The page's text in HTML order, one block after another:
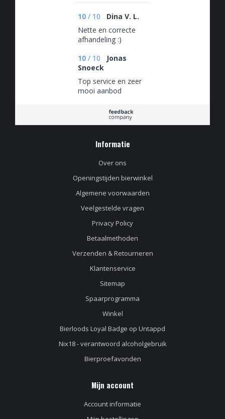
10 / 10
Dina V. L.
Nette en correcte
afhandeling :)
10 / 10
Jonas
Snoeck
Top service en zeer
mooi aanbod
Informatie
Over ons
Openingstijden bierwinkel
Algemene voorwaarden
Veelgestelde vragen
Privacy Policy
Betaalmethoden
Verzenden & Retourneren
Klantenservice
Sitemap
Spaarprogramma
Winkel
Bierloods Loyal Badge op Untappd
Nix18 - verantwoord alcoholgebruik
Bierproefavonden
Mijn account
Account informatie